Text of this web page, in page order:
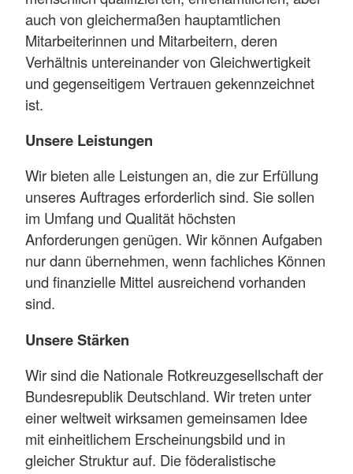
auch von gleichermaßen hauptamtlichen
Mitarbeiterinnen und Mitarbeitern, deren
Verhältnis untereinander von Gleichwertigkeit
und gegenseitigem Vertrauen gekennzeichnet
ist.
Unsere Leistungen
Wir bieten alle Leistungen an, die zur Erfüllung
unseres Auftrages erforderlich sind. Sie sollen
im Umfang und Qualität höchsten
Anforderungen genügen. Wir können Aufgaben
nur dann übernehmen, wenn fachliches Können
und finanzielle Mittel ausreichend vorhanden
sind.
Unsere Stärken
Wir sind die Nationale Rotkreuzgesellschaft der
Bundesrepublik Deutschland. Wir treten unter
einer weltweit wirksamen gemeinsamen Idee
mit einheitlichem Erscheinungsbild und in
gleicher Struktur auf. Die föderalistische